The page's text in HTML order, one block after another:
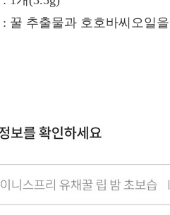
: 꿀 추출물과 호호바씨오일